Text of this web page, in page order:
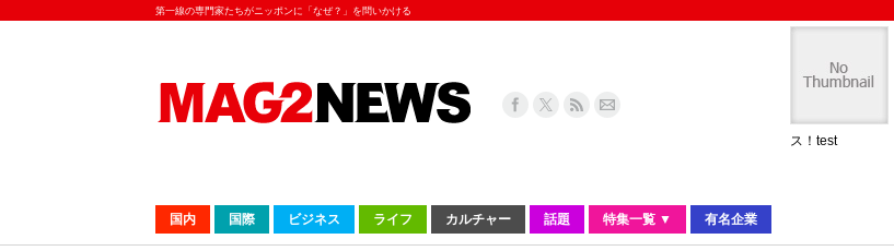
第一線の専門家たちがニッポンに「なぜ？」を問いかける
ス！test
国内 国際 ビジネス ライフ カルチャー 話題 特集一覧 ▼ 有名企業